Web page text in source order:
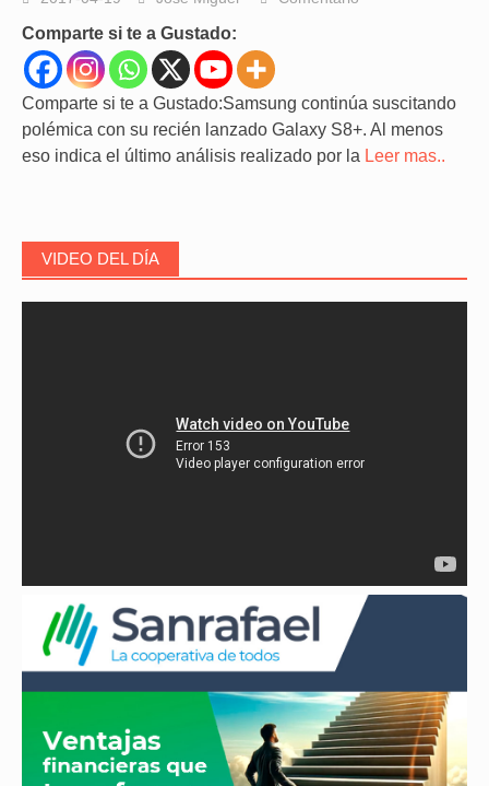
Comparte si te a Gustado:
Comparte si te a Gustado:Samsung continúa suscitando
polémica con su recién lanzado Galaxy S8+. Al menos
eso indica el último análisis realizado por la Leer mas..
VIDEO DEL DÍA